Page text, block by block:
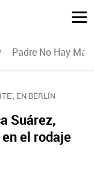
Padre No Hay
EN BERLÍN
Suárez,
el rodaje